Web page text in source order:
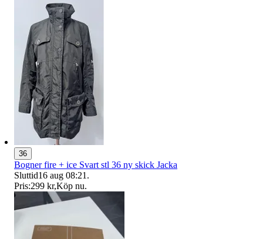
36
Bogner fire + ice Svart stl 36 ny skick Jacka
Sluttid16 aug 08:21 .
Pris:299 kr,Köp nu.